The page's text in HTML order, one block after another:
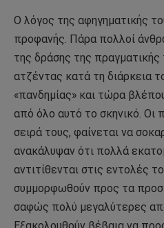
Ο λόγος της αφηγηματικής
προφανής. Πάρα πολλοί
της δράσης της πραγματικής
ατζέντας κατά τη διάρκεια
«πανδημίας» και τώρα
από όλο αυτό το σκηνικό. Οι
σειρά τους, φαίνεται να
ανακάλυψαν ότι πολλά
αντιτίθενται στις εντολές
συμμορφωθούν προς τα
σαφώς πολύ μεγαλύτερες